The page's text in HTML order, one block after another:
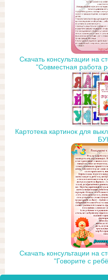
Скачать консультации на
"Совместная работа
Картотека картинок для
Скачать консультации на
"Говорите с